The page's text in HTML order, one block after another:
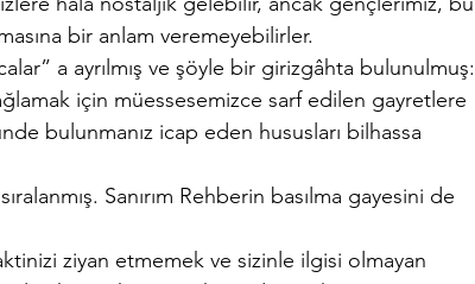
bir anlam veremeyebilirler.
a ayrılmış ve şöyle bir girizgâhta bulunulmuş:
için müessesemizce sarf edilen gayretlere
bulunmanız icap eden hususları bilhassa
Sanırım Rehberin basılma gayesini de
ziyan etmemek ve sizinle ilgisi olmayan